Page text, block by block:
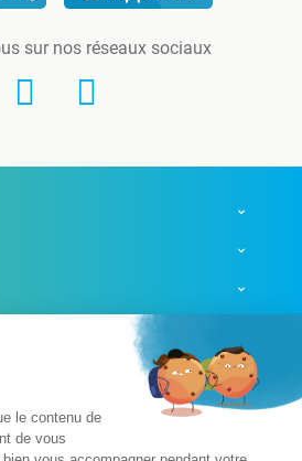
sur nos réseaux sociaux
légales